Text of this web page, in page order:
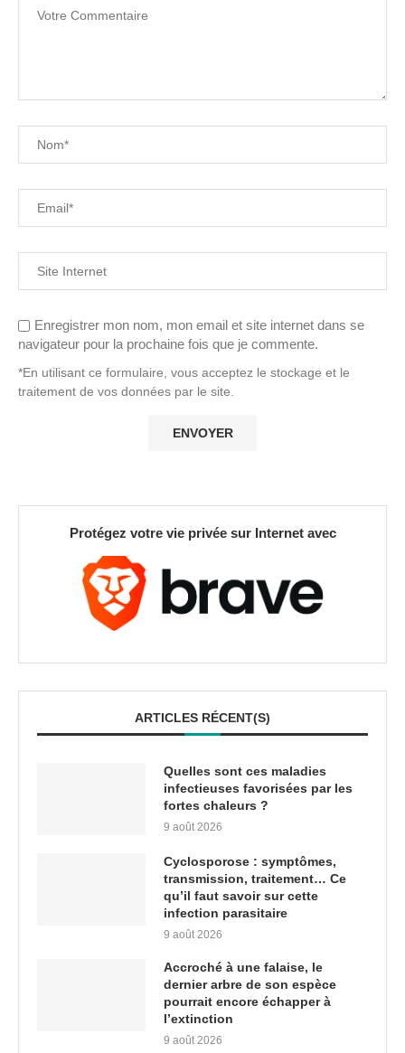
Enregistrer mon nom, mon email et site internet dans se
navigateur pour la prochaine fois que je commente.
*En utilisant ce formulaire, vous acceptez le stockage et le
traitement de vos données par le site.
Protégez votre vie privée sur Internet avec
ARTICLES RÉCENT(S)
Quelles sont ces maladies
infectieuses favorisées par les
fortes chaleurs ?
9 août 2026
Cyclosporose : symptômes,
transmission, traitement… Ce
qu’il faut savoir sur cette
infection parasitaire
9 août 2026
Accroché à une falaise, le
dernier arbre de son espèce
pourrait encore échapper à
l’extinction
9 août 2026